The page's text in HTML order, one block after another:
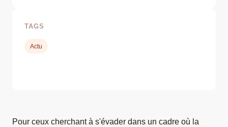
Pour ceux cherchant à s'évader dans un cadre où la
TAGS
Actu